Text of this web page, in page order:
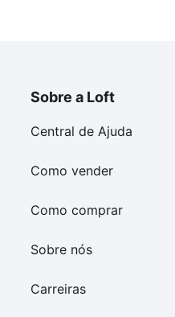
Sobre a Loft
Central de Ajuda
Como vender
Como comprar
Sobre nós
Carreiras